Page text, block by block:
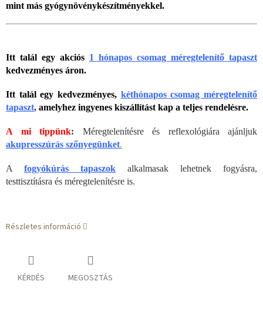
mint más gyógynövénykészítményekkel.
Itt talál egy akciós 1 hónapos csomag méregtelenítő tapaszt
kedvezményes áron.
Itt talál egy kedvezményes, kéthónapos csomag méregtelenítő
tapaszt, amelyhez ingyenes kiszállítást kap a teljes rendelésre.
A mi tippünk: Méregtelenítésre és reflexológiára ajánljuk
akupresszúrás szőnyegünket.
A fogyókúrás tapaszok alkalmasak lehetnek fogyásra,
testtisztításra és méregtelenítésre is.
Részletes információ
KÉRDÉS MEGOSZTÁS